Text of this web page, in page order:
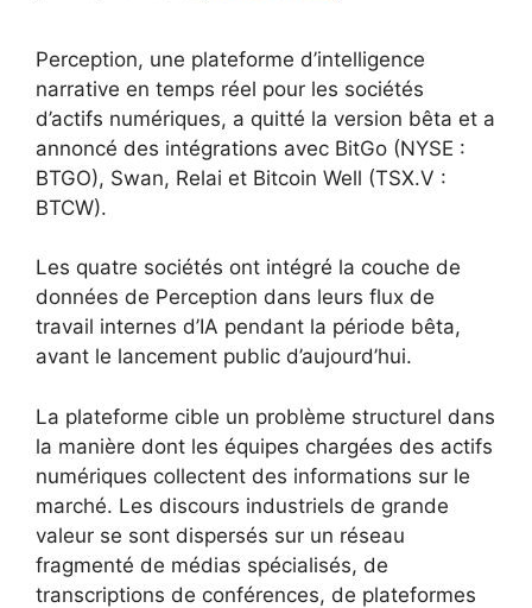
Perception, une plateforme d’intelligence
narrative en temps réel pour les sociétés
d’actifs numériques, a quitté la version bêta et a
annoncé des intégrations avec BitGo (NYSE :
BTGO), Swan, Relai et Bitcoin Well (TSX.V :
BTCW).
Les quatre sociétés ont intégré la couche de
données de Perception dans leurs flux de
travail internes d’IA pendant la période bêta,
avant le lancement public d’aujourd’hui.
La plateforme cible un problème structurel dans
la manière dont les équipes chargées des actifs
numériques collectent des informations sur le
marché. Les discours industriels de grande
valeur se sont dispersés sur un réseau
fragmenté de médias spécialisés, de
transcriptions de conférences, de plateformes